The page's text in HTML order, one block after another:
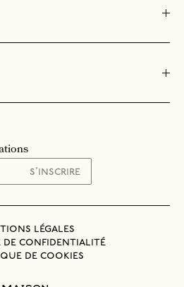
légales
confidentialité
de cookies